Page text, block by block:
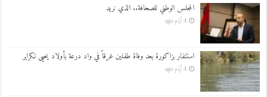
المجلس الوطني للصحافة.. الذي نريد
4 أيام ago
استنفار بزاكورة بعد وفاة طفلين غرقاً في واد درعة بأولاد يحيى لكراير
4 أيام ago